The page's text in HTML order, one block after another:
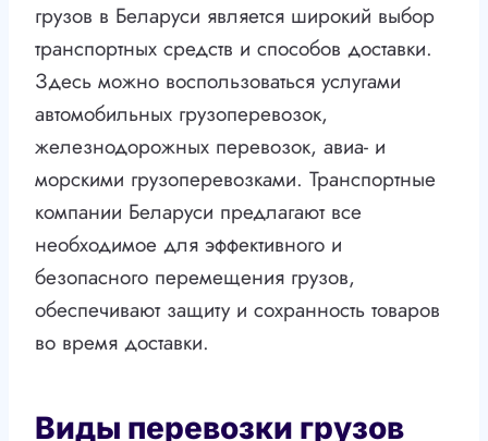
грузов в Беларуси является широкий выбор
транспортных средств и способов доставки.
Здесь можно воспользоваться услугами
автомобильных грузоперевозок,
железнодорожных перевозок, авиа- и
морскими грузоперевозками. Транспортные
компании Беларуси предлагают все
необходимое для эффективного и
безопасного перемещения грузов,
обеспечивают защиту и сохранность товаров
во время доставки.
Виды перевозки грузов